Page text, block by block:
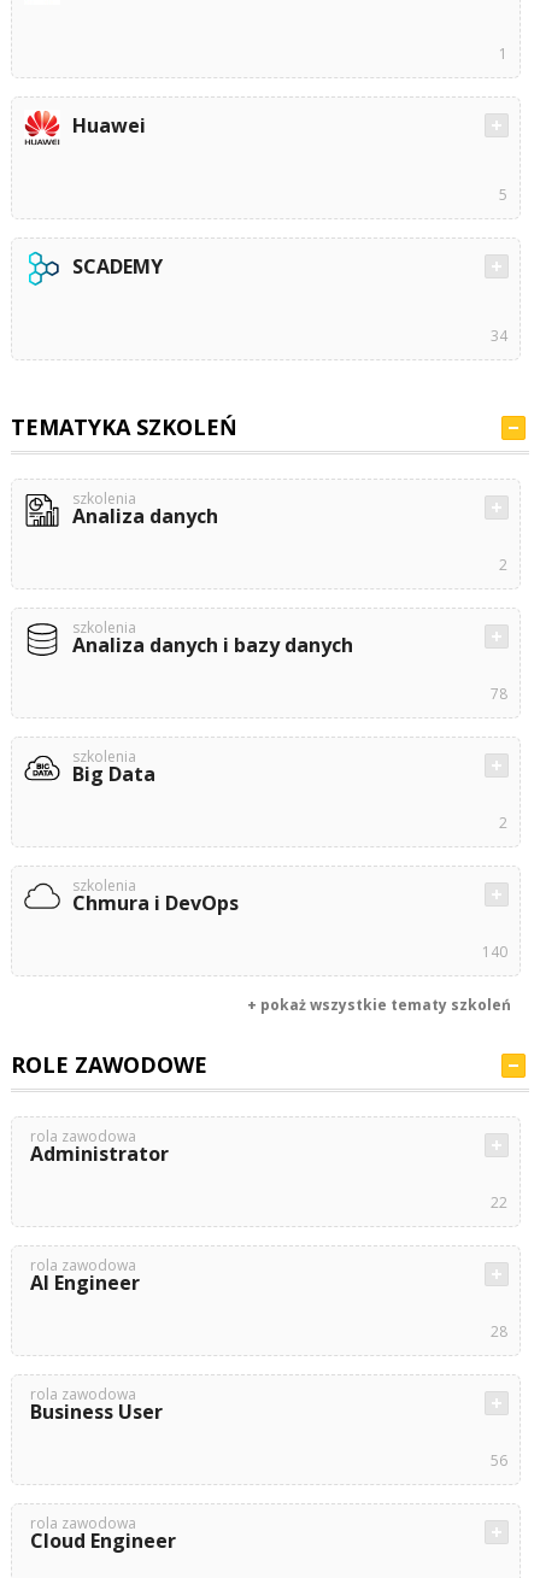
1
Huawei
5
SCADEMY
34
TEMATYKA SZKOLEŃ
szkolenia
Analiza danych
2
szkolenia
Analiza danych i bazy danych
78
szkolenia
Big Data
2
szkolenia
Chmura i DevOps
140
+ pokaż wszystkie tematy szkoleń
ROLE ZAWODOWE
rola zawodowa
Administrator
22
rola zawodowa
AI Engineer
28
rola zawodowa
Business User
56
rola zawodowa
Cloud Engineer